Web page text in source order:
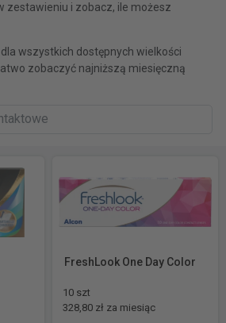
zestawieniu i zobacz, ile możesz
wszystkich dostępnych wielkości
zobaczyć najniższą miesięczną
FreshLook One Day Color
10 szt
328,80 zł za miesiąc